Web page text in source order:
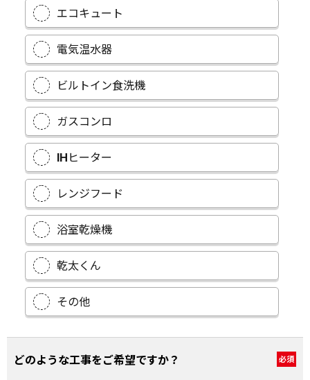
エコキュート
電気温水器
ビルトイン食洗機
ガスコンロ
IHヒーター
レンジフード
浴室乾燥機
乾太くん
その他
どのような工事をご希望ですか？ 必須